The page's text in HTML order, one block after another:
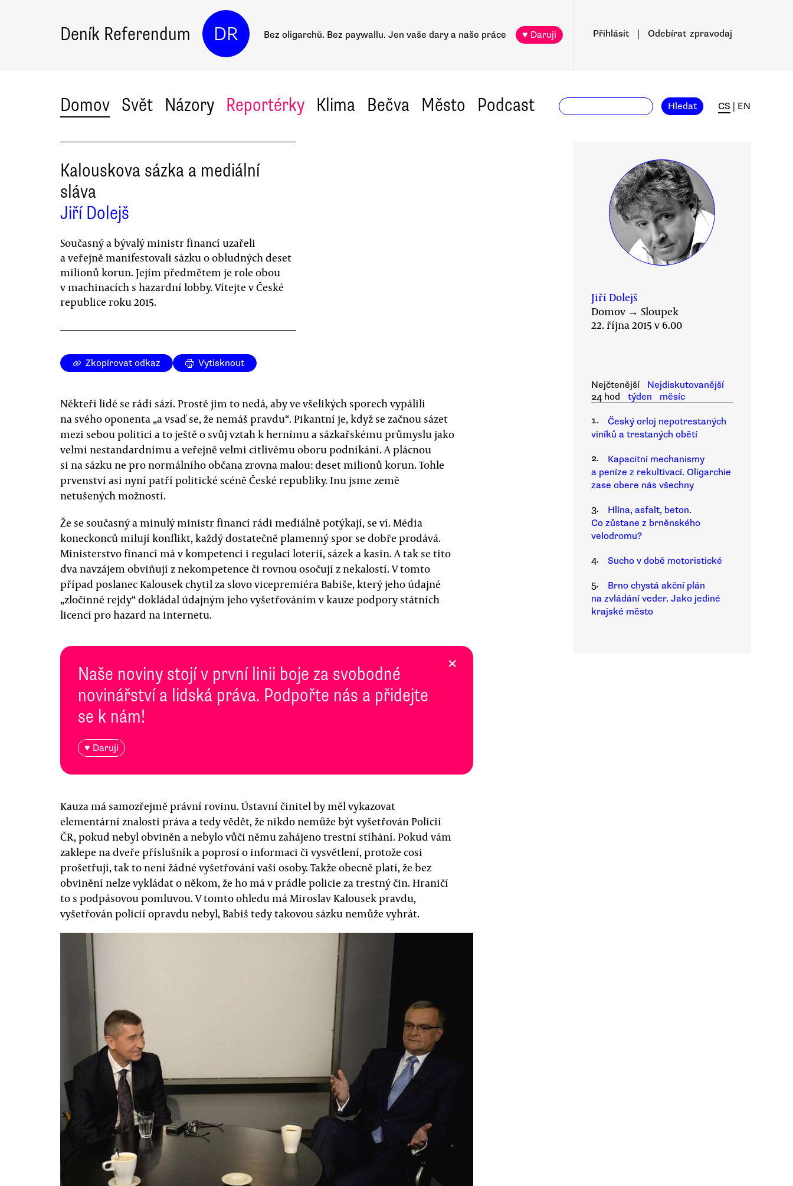
Deník Referendum DR Bez oligarchů. Bez paywallu. Jen vaše dary a naše práce ♥ Daruji Přihlásit Odebírat zpravodaj
Domov Svět Názory Reportérky Klima Bečva Město Podcast Hledat CS EN
Kalouskova sázka a mediální
sláva
Jiří Dolejš
Současný a bývalý ministr financí uzařeli
a veřejně manifestovali sázku o obludných deset
milionů korun. Jejím předmětem je role obou
v machinacích s hazardní lobby. Vítejte v České
republice roku 2015.
Zkopírovat odkaz Vytisknout
Někteří lidé se rádi sází. Prostě jim to nedá, aby ve všelikých sporech vypálili
na svého oponenta „a vsaď se, že nemáš pravdu“. Pikantní je, když se začnou sázet
mezi sebou politici a to ještě o svůj vztah k hernímu a sázkařskému průmyslu jako
velmi nestandardnímu a veřejně velmi citlivému oboru podnikání. A plácnou
si na sázku ne pro normálního občana zrovna malou: deset milionů korun. Tohle
prvenství asi nyní patří politické scéně České republiky. Inu jsme země
netušených možností.
Že se současný a minulý ministr financí rádi mediálně potýkají, se ví. Média
koneckonců milují konflikt, každý dostatečně plamenný spor se dobře prodává.
Ministerstvo financí má v kompetenci i regulaci loterií, sázek a kasin. A tak se tito
dva navzájem obviňují z nekompetence či rovnou osočují z nekalostí. V tomto
případ poslanec Kalousek chytil za slovo vicepremiéra Babiše, který jeho údajné
„zločinné rejdy“ dokládal údajným jeho vyšetřováním v kauze podpory státních
licencí pro hazard na internetu.
Naše noviny stojí v první linii boje za svobodné
novinářství a lidská práva. Podpořte nás a přidejte
se k nám!
♥ Daruji
×
Kauza má samozřejmě právní rovinu. Ústavní činitel by měl vykazovat
elementární znalosti práva a tedy vědět, že nikdo nemůže být vyšetřován Policií
ČR, pokud nebyl obviněn a nebylo vůči němu zahájeno trestní stíhání. Pokud vám
zaklepe na dveře příslušník a poprosí o informaci či vysvětlení, protože cosi
prošetřují, tak to není žádné vyšetřování vaší osoby. Takže obecně platí, že bez
obvinění nelze vykládat o někom, že ho má v prádle policie za trestný čin. Hraničí
to s podpásovou pomluvou. V tomto ohledu má Miroslav Kalousek pravdu,
vyšetřován policií opravdu nebyl, Babiš tedy takovou sázku nemůže vyhrát.
Jiří Dolejš
Domov → Sloupek
22. října 2015 v 6.00
Nejčtenější
Nejdiskutovanější
24 hod
týden
měsíc
1.
Český orloj nepotrestaných
viníků a trestaných obětí
2.
Kapacitní mechanismy
a peníze z rekultivací. Oligarchie
zase obere nás všechny
3.
Hlína, asfalt, beton.
Co zůstane z brněnského
velodromu?
4.
Sucho v době motoristické
5.
Brno chystá akční plán
na zvládání veder. Jako jediné
krajské město